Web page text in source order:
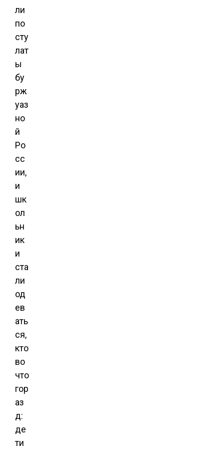
ли
по
сту
лат
ы
бу
рж
уаз
но
й
Ро
сс
ии,
и
шк
ол
ьн
ик
и
ста
ли
од
ев
ать
ся,
кто
во
что
гор
аз
д:
де
ти